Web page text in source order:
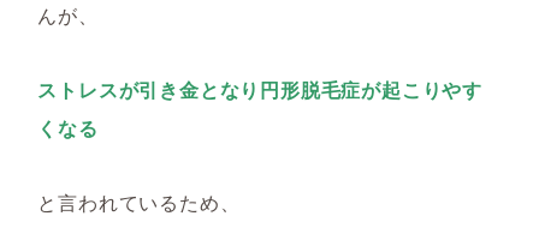
んが、
ストレスが引き金となり円形脱毛症が起こりやす
くなる
と言われているため、